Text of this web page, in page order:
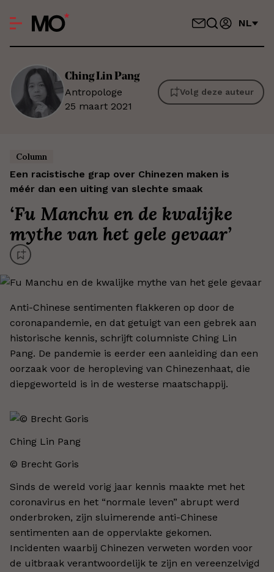
NL
ChingLin Pang
Antropologe
25 maart 2021
Volg deze auteur
Column
Een racistische grap over Chinezen maken is
méér dan een uiting van slechte smaak
‘Fu Manchu en de kwalijke
mythe van het gele gevaar’
Anti-Chinese sentimenten flakkeren op door de
coronapandemie, en dat getuigt van een gebrek aan
historische kennis, schrijft columniste Ching Lin
Pang. De pandemie is eerder een aanleiding dan een
oorzaak voor de heropleving van Chinezenhaat, die
diepgeworteld is in de westerse maatschappij.
Ching Lin Pang
© Brecht Goris
Sinds de wereld vorig jaar kennis maakte met het
coronavirus en het “normale leven” abrupt werd
onderbroken, zijn sluimerende anti-Chinese
sentimenten aan de oppervlakte gekomen.
Incidenten waarbij Chinezen verweten worden voor
de uitbraak verantwoordelijk te zijn en vereenzelvigd